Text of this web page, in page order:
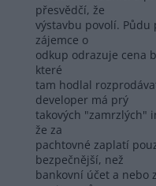
přesvědčí, že
výstavbu povolí.
zájemce o
odkup odrazuje cena
které
tam hodlal
developer má prý
takových "zamrzlých"
že za
pachtovné zaplatí
bezpečnější, než
bankovní účet a nebo